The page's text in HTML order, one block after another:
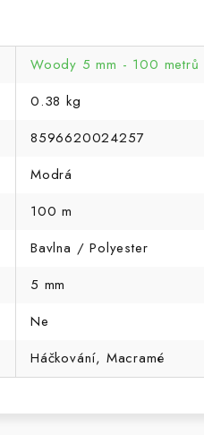
Woody 5 mm - 100 metrů
0.38 kg
8596620024257
Modrá
100 m
Bavlna / Polyester
5 mm
Ne
Háčkování, Macramé